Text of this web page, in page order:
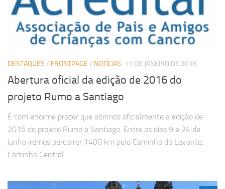
DESTAQUES / FRONTPAGE / NOTÍCIAS 11 DE JANEIRO DE 2016
Abertura oficial da edição de 2016 do
projeto Rumo a Santiago
É com enorme prazer que abrimos oficialmente a edição de
2016 do projeto Rumo a Santiago. Entre os dias 9 e 24 de
junho iremos percorrer 1400 km pelo Caminho do Levante,
Caminho Central...